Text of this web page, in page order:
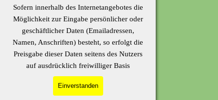
Sofern innerhalb des Internetangebotes die
Möglichkeit zur Eingabe persönlicher oder
geschäftlicher Daten (Emailadressen,
Namen, Anschriften) besteht, so erfolgt die
Preisgabe dieser Daten seitens des Nutzers
auf ausdrücklich freiwilliger Basis
Einverstanden